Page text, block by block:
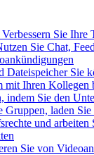
Verbessern Sie Ihre
Sie Chat,
Dateispeicher Sie
mit Ihren Kollegen
indem Sie den
Gruppen, laden
und arbeiten
Sie von